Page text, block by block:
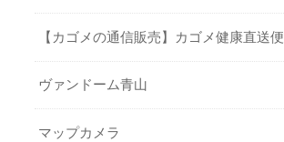
【カゴメの通信販売】カゴメ健康直送便
ヴァンドーム青山
マップカメラ